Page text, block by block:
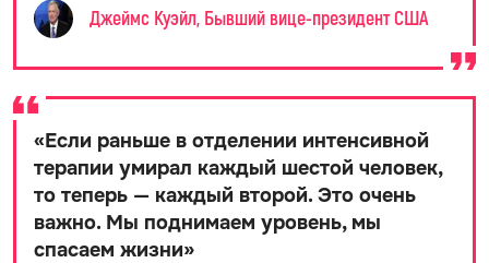
Джеймс Куэйл, Бывший вице-президент США
«Если раньше в отделении интенсивной
терапии умирал каждый шестой человек,
то теперь — каждый второй. Это очень
важно. Мы поднимаем уровень, мы
спасаем жизни»